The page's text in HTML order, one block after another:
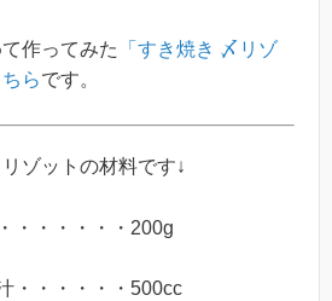
作ってみた
「すき焼き 〆リゾ
らです。
ゾットの材料です↓
・・・・・・200g
・・・・・・500cc